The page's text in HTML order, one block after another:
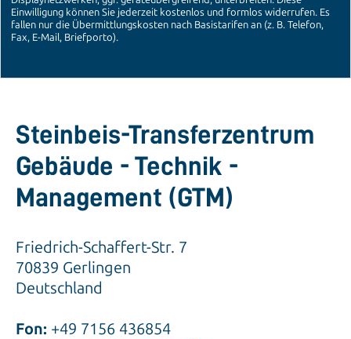
Steinbeis-Transferzentrum
Gebäude - Technik -
Management (GTM)
Friedrich-Schaffert-Str. 7
70839 Gerlingen
Deutschland
Fon: +49 7156 436854